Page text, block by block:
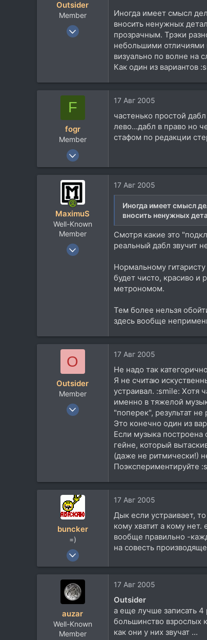
Москва
Outsider
Member
15 Авг 2005
46
Иногда имеет смысл
вносить ненужных
прозрачным. Трэки
небольшими отличиями
визуально по волне на
Как один из вариантов
F
fogr
Member
12 Авг 2005
17 Авг 2005
частенько простой
лево...дабл в право но
стафом по редакции
MaximuS
Well-Known
Member
19 Фев 2003
17 Авг 2005
Иногда имеет смысл
вносить ненужных
Смотря какие это
реальный дабл звучит
Нормальному
будет чисто, красиво и
метрономом.
Тем более нельзя
здесь вообще
O
Outsider
Member
15 Авг 2005
17 Авг 2005
Не надо так
Я не считаю
устраивал. :smile: Хотя
именно в тяжелой
"поперек", результат
Это конечно один из
Если музыка построена
гейне, который
(даже не ритмически!)
Поэкспериментируйте
buncker
=)
26 Ноя 2002
10.354
4.821
17 Авг 2005
Дык если устраивает,
кому хватит а кому нет.
вообще правильно -
на совесть
auzar
Well-Known
Member
17 Авг 2005
Outsider
а еще лучше записать 4
большинство взрослых
как они у них звучат ...